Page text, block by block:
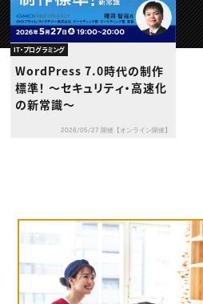
スキルアップしたい！ トップ
デザイン
プログラミング
動画配信・映像制作
編集・ライティング
マーケティング
ディレクション
業界解説・キャリア事情
お役立ち基礎知識
TOP Creator’s コラム
TOP Creator’s コラム トップ
Webクリエイター
アプリクリエイター
ゲームクリエイター
映像クリエイター
マーケッター
クリエイターインタビュー
セミナー
ニュース・トレンド
ニュース・トレンド トップ
プロフェッショナル×つ
IT・プログラミング
WordPress 7.0時代の制作
標準！ 〜セキュリティ・高速化
の新常識〜
2026/05/27 開催【オンライン開催】